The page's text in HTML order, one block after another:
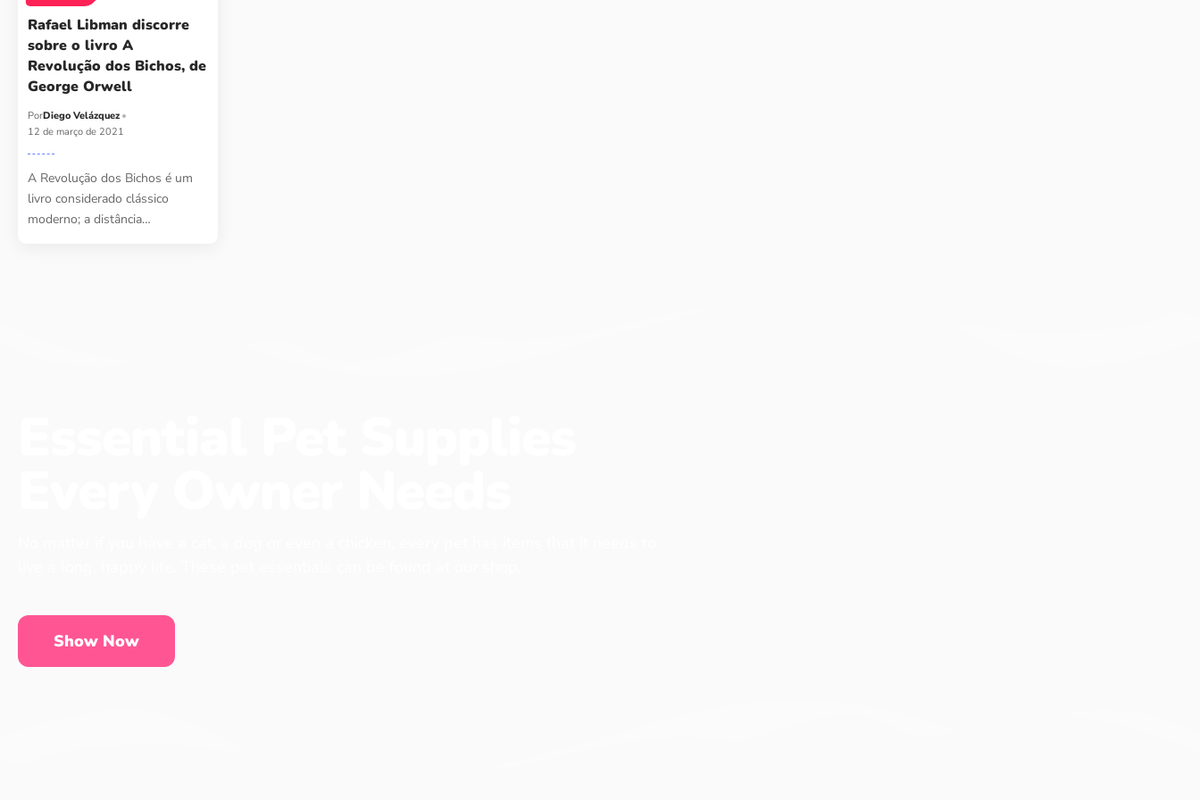
Rafael Libman discorre
sobre o livro A
Revolução dos Bichos, de
George Orwell
PorDiego Velázquez
12 de março de 2021
A Revolução dos Bichos é um
livro considerado clássico
moderno; a distância…
Show Now